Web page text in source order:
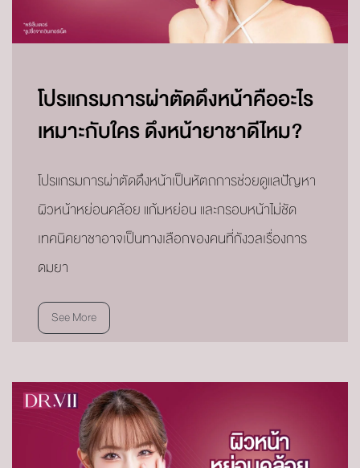
โปรแกรมการผ่าตัดดึงหน้าคืออะไร
เหมาะกับใคร ดึงหน้ายาชาดีไหม?
โปรแกรมการผ่าตัดดึงหน้าเป็นหัตถการช่วยดูแลปัญหา
ผิวหน้าหย่อนคล้อย แก้มหย่อน และกรอบหน้าไม่ชัด
เทคนิคยาชาอาจเป็นทางเลือกของคนที่กังวลเรื่องการ
ดมยา
See More